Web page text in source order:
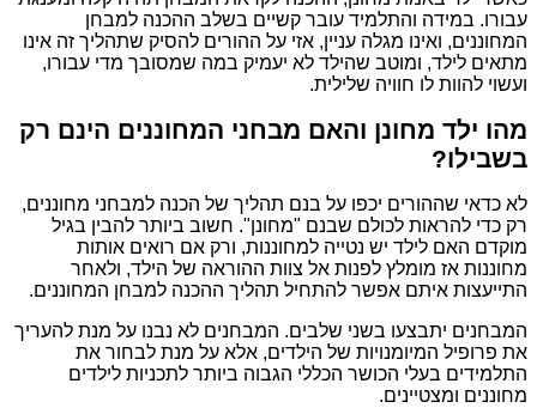
עבורו. במידה והתלמיד עובר קשיים בשלב ההכנה למבחן
המחוננים, ואינו מגלה עניין, אזי על ההורים להסיק שתהליך זה אינו
מתאים לילד, ומוטב שהילד לא יעמיק במה שמסובך מדי עבורו,
ועשוי להוות לו חוויה שלילית.
מהו ילד מחונן והאם מבחני המחוננים הינם רק
בשבילו?
לא כדאי שההורים יכפו על בנם תהליך של הכנה למבחני מחוננים,
רק כדי להראות לכולם שבנם "מחונן". חשוב ביותר להבין בגיל
מוקדם האם לילד יש נטייה למחוננות, ורק אם רואים אותות
מחוננות אז מומלץ לפנות אל צוות ההוראה של הילד, ולאחר
התייעצות איתם אפשר להתחיל תהליך ההכנה למבחן המחוננים.
המבחנים יתבצעו בשני שלבים. המבחנים לא נבנו על מנת להעריך
את פרופיל המיומנויות של הילדים, אלא על מנת לבחור את
התלמידים בעלי הכושר הכללי הגבוה ביותר לתכניות לילדים
מחוננים ומצטיינים.